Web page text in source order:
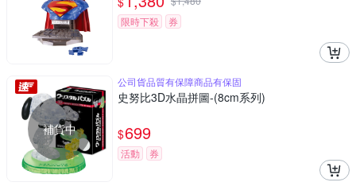
限時下殺
券
補貨中
公司貨品質有保障商品有保固
史努比3D水晶拼圖-(8cm系列)
$699
活動 券